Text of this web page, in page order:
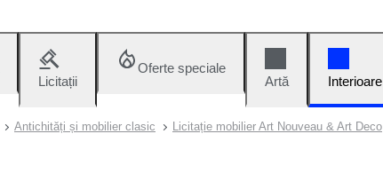
Licitații
Oferte speciale
Artă
Interioare
Antichități și mobilier clasic Licitație mobilier Art Nouveau & Art Deco